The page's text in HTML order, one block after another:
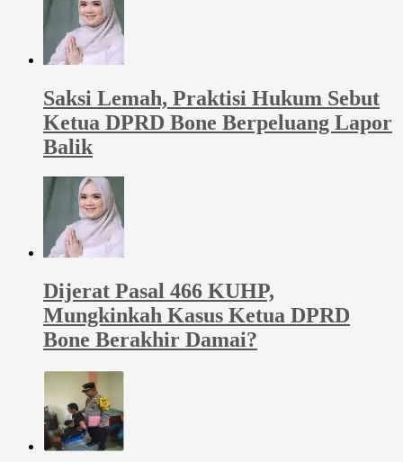
Saksi Lemah, Praktisi Hukum Sebut
Ketua DPRD Bone Berpeluang Lapor
Balik
Dijerat Pasal 466 KUHP,
Mungkinkah Kasus Ketua DPRD
Bone Berakhir Damai?